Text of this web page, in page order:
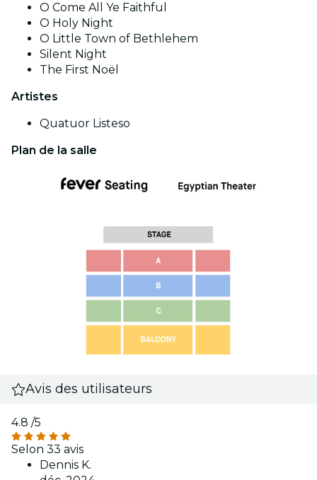
O Come All Ye Faithful
O Holy Night
O Little Town of Bethlehem
Silent Night
The First Noël
Artistes
Quatuor Listeso
Plan de la salle
Avis des utilisateurs
4.8 /5
Selon 33 avis
Dennis K.